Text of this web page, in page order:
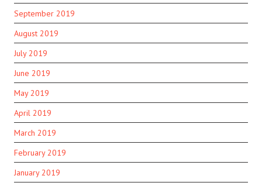
September 2019
August 2019
July 2019
June 2019
May 2019
April 2019
March 2019
February 2019
January 2019